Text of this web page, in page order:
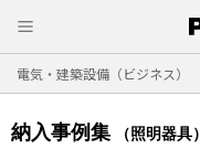
電気・建築設備（ビジネス）
納入事例集 （照明器具）